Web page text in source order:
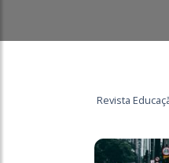
Revista